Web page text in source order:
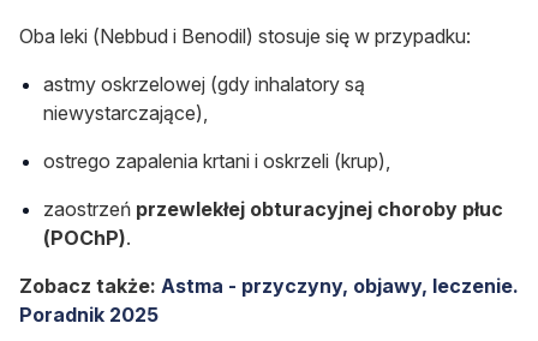
Oba leki (Nebbud i Benodil) stosuje się w przypadku:
astmy oskrzelowej (gdy inhalatory są
niewystarczające),
ostrego zapalenia krtani i oskrzeli (krup),
zaostrzeń przewlekłej obturacyjnej choroby płuc
(POChP).
Zobacz także: Astma - przyczyny, objawy, leczenie.
Poradnik 2025